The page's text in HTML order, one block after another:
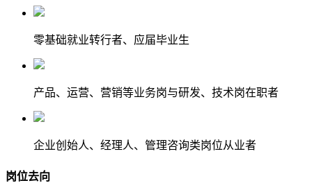
零基础就业转行者、应届毕业生
产品、运营、营销等业务岗与研发、技术岗在职者
企业创始人、经理人、管理咨询类岗位从业者
岗位去向